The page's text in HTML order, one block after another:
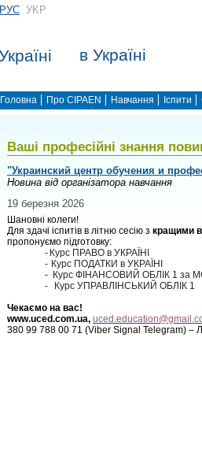
РУС УKР
в Україні
Головна Про CIPAEN Навчання Іспити
Ваші професійні знання
"Украинский центр обучения и
Новина від організатора навчання
19 березня 2026
Шановні колеги!
Для здачі іспитів в літню сесію з кращими
пропонуємо підготовку:
- Курс ПРАВО в УКРАЇНІ
- Курс ПОДАТКИ в УКРАЇНІ
- Курс ФІНАНСОВИЙ ОБЛІК 1 за
-
Курс УПРАВЛІНСЬКИЙ ОБЛІК 1
Чекаємо на вас!
www.uced.com.ua,
380 99 788 00 71 (Viber Signal Telegram) –